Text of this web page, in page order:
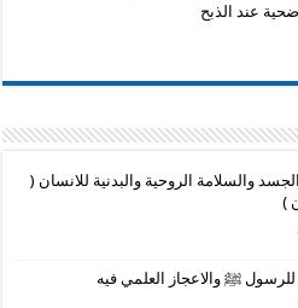
عند الذبح
والسلامة الروحية والبدنية للانسان (
)
للرسول ﷺ والاعجاز العلمي فيه